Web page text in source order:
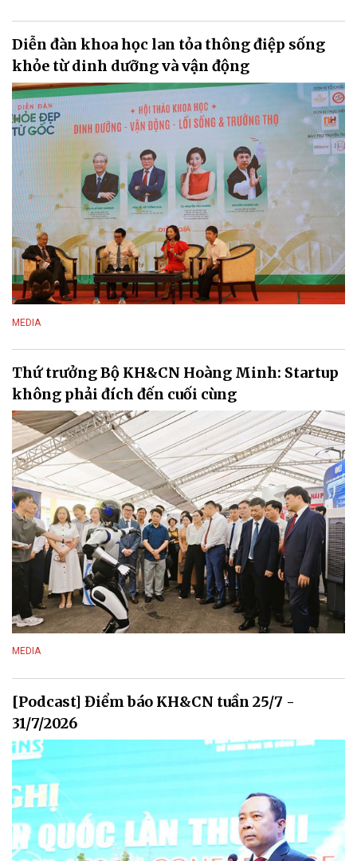
Diễn đàn khoa học lan tỏa thông điệp sống
khỏe từ dinh dưỡng và vận động
MEDIA
Thứ trưởng Bộ KH&CN Hoàng Minh: Startup
không phải đích đến cuối cùng
MEDIA
[Podcast] Điểm báo KH&CN tuần 25/7 -
31/7/2026